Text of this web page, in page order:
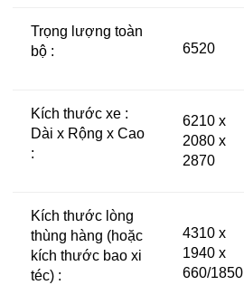
Trọng lượng toàn
bộ :
6520
Kích thước xe :
Dài x Rộng x Cao
:
6210 x
2080 x
2870
Kích thước lòng
thùng hàng (hoặc
kích thước bao xi
téc) :
4310 x
1940 x
660/1850